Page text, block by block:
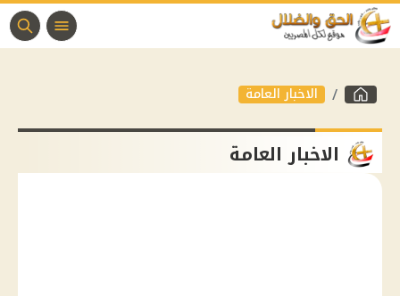
الاخبار العامة
الاخبار العامة